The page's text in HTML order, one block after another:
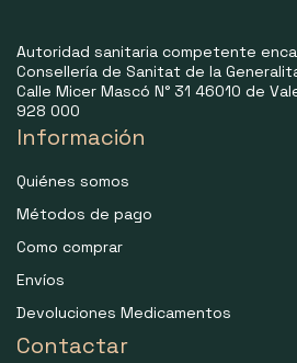
Autoridad sanitaria competente
Consellería de Sanitat de la
Calle Micer Mascó N° 31 46010 de
928 000
Información
Quiénes somos
Métodos de pago
Como comprar
Envíos
Devoluciones Medicamentos
Contactar